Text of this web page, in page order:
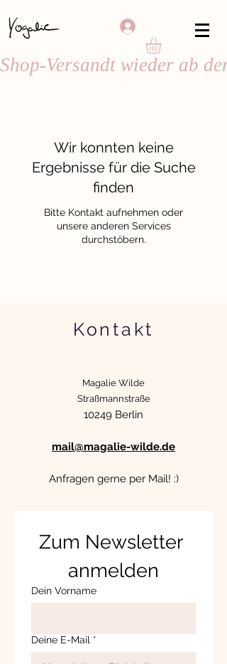
Shop-Versandt wieder ab
Wir konnten keine
Ergebnisse für die Suche
finden
Bitte Kontakt aufnehmen oder
unsere anderen Services
durchstöbern.
Kontakt
Magalie Wilde
Straßmannstraße
10249 Berlin
mail@magalie-wilde.de
Anfragen gerne per Mail! :)
Zum Newsletter
anmelden
Dein Vorname
Deine E-Mail *